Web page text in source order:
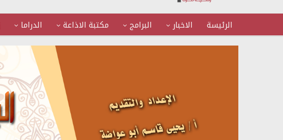
الرئيسة الاخبار البرامج مكتبة الاذاعة الدراما